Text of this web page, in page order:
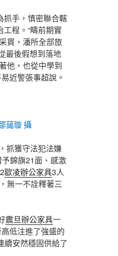
抓手，慎密聯合轄
工程。“疇前期實
買，潘所全部旅
最後假想到落地
他，也從中學到
近警張事超說。
藹璇 攝
抓獲守法犯法嫌
錦旗21面、感激
歐凌辦公家具3人
無一不詮釋著三
震旦辦公家具一
低注進了強盛的
續安然穩固供給了